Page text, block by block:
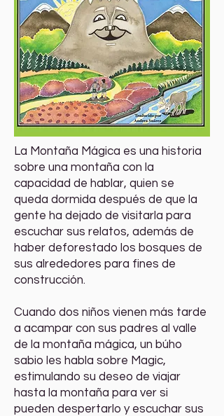
La Montaña Mágica es una historia
sobre una montaña con la
capacidad de hablar, quien se
queda dormida después de que la
gente ha dejado de visitarla para
escuchar sus relatos, además de
haber deforestado los bosques de
sus alrededores para fines de
construcción.
Cuando dos niños vienen más tarde
a acampar con sus padres al valle
de la montaña mágica, un búho
sabio les habla sobre Magic,
estimulando su deseo de viajar
hasta la montaña para ver si
pueden despertarlo y escuchar sus